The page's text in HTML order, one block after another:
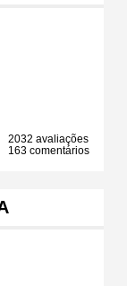
2032 avaliações
163 comentários